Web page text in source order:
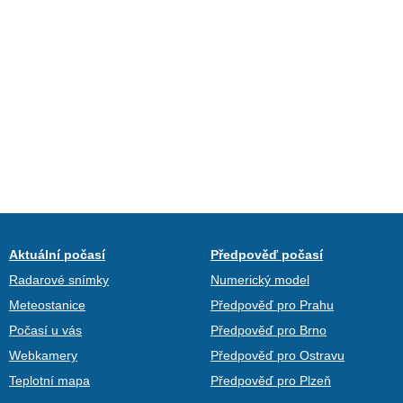
Aktuální počasí
Radarové snímky
Meteostanice
Počasí u vás
Webkamery
Teplotní mapa
Předpověď počasí
Numerický model
Předpověď pro Prahu
Předpověď pro Brno
Předpověď pro Ostravu
Předpověď pro Plzeň